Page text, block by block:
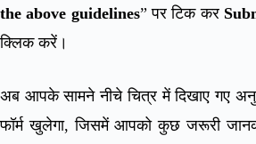
the above guidelines” पर टिक कर
क्लिक करें।
अब आपके सामने नीचे चित्र में दिखाए गए
फॉर्म खुलेगा, जिसमें आपको कुछ जरूरी